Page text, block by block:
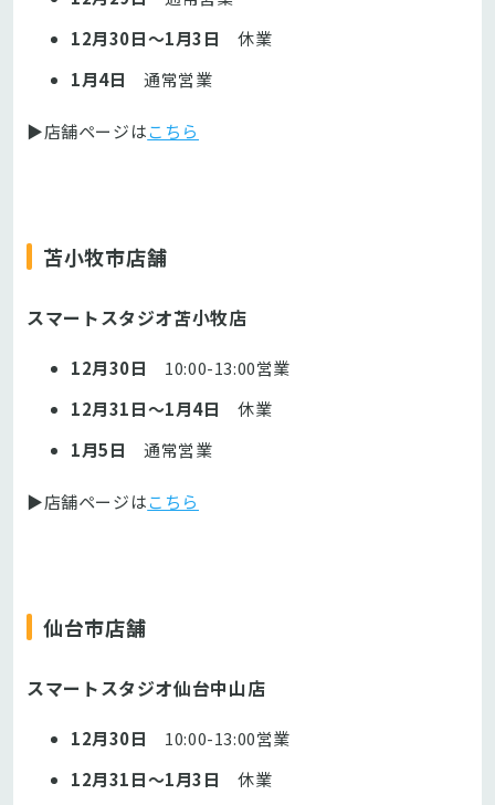
12月30日～1月3日
休業
1月4日
通常営業
▶店舗ページはこちら
苫小牧市店舗
スマートスタジオ苫小牧店
12月30日
10:00-13:00営業
12月31日～1月4日
休業
1月5日
通常営業
▶店舗ページはこちら
仙台市店舗
スマートスタジオ仙台中山店
12月30日
10:00-13:00営業
12月31日～1月3日
休業